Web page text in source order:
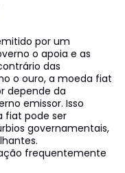
por um
o apoia e as
das
o ouro, a moeda fiat
depende da
emissor. Isso
fiat pode ser
governamentais,
frequentemente